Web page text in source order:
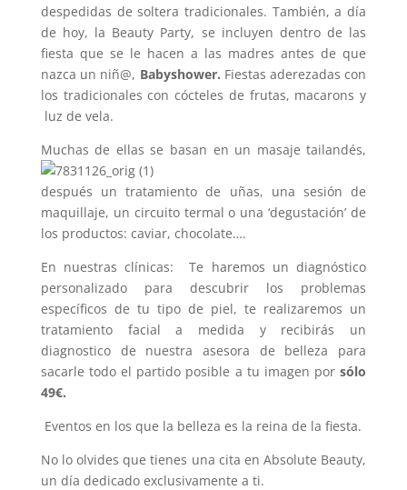
despedidas de soltera tradicionales. También, a día
de hoy, la Beauty Party, se incluyen dentro de las
fiesta que se le hacen a las madres antes de que
nazca un niñ@, Babyshower. Fiestas aderezadas con
los tradicionales con cócteles de frutas, macarons y
luz de vela.
Muchas de ellas se basan en un masaje tailandés,
después un tratamiento de uñas, una sesión de
maquillaje, un circuito termal o una ‘degustación’ de
los productos: caviar, chocolate….
En nuestras clínicas: Te haremos un diagnóstico
personalizado para descubrir los problemas
específicos de tu tipo de piel, te realizaremos un
tratamiento facial a medida y recibirás un
diagnostico de nuestra asesora de belleza para
sacarle todo el partido posible a tu imagen porsólo
49€.
Eventos en los que la belleza es la reina de la fiesta.
No lo olvides que tienes una cita en Absolute Beauty,
un día dedicado exclusivamente a ti.